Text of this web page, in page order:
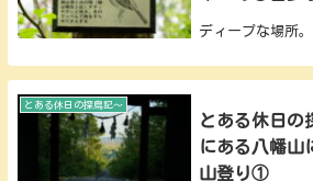
ディープな場所。
とある休日の探鳥記～
とある休日の
にある八幡山
山登り①